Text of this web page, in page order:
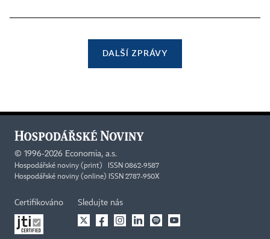
DALŠÍ ZPRÁVY
© 1996-2026 Economia, a.s.
Hospodářské noviny (print) ISSN 0862-9587
Hospodářské noviny (online) ISSN 2787-950X
Certifikováno Sledujte nás